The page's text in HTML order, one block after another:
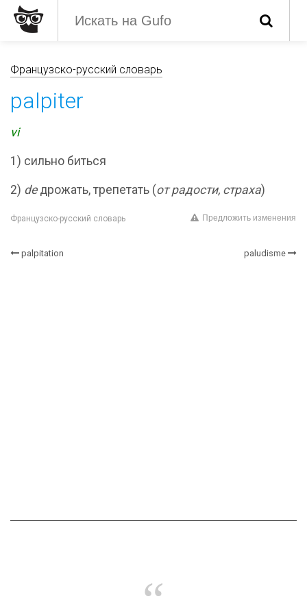
Французско-русский словарь
palpiter
vi
1) сильно биться
2) deдрожать, трепетать (от радости, страха)
Французско-русский словарь Предложить изменения
palpitation paludisme